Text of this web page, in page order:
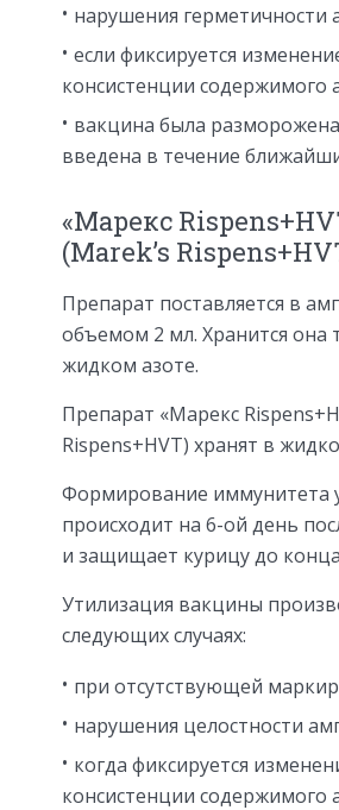
нарушения герметичности
если фиксируется
консистенции содержимого
вакцина была
введена в течение
«Марекс
(Marek’s
Препарат поставляется в
объемом 2 мл. Хранится она
жидком азоте.
Препарат «Марекс
Rispens+HVT) хранят в
Формирование иммунитета
происходит на 6-ой день
и защищает курицу до
Утилизация вакцины
следующих случаях:
при отсутствующей
нарушения целостности
когда фиксируется
консистенции содержимого